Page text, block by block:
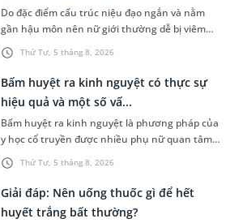
Thứ Tư, 5 tháng 8, 2026
Do đặc điểm cấu trúc niệu đạo ngắn và nằm
gần hậu môn nên nữ giới thường dễ bị viêm
đường tiết niệu hơn nam giới. Tùy theo nguyên
nhân, mức độ nhiễm trùng và tình trạng sức
khỏe của người bệnh, bác sĩ sẽ chỉ định các loại
thuốc phù hợp để kiểm soát bệnh hiệu quả.
Vậy viêm đường tiết niệu ở nữ uống thuốc gì và
cần lưu ý những gì trong quá trình điều trị? Hãy
cùng tìm hiểu trong bài viết dưới đây.
Thứ Tư, 5 tháng 8, 2026
Bấm huyệt ra kinh nguyệt có thực sự
hiệu quả và một số vấ...
Bấm huyệt ra kinh nguyệt là phương pháp của
y học cổ truyền được nhiều phụ nữ quan tâm
khi gặp tình trạng chậm kinh hoặc kinh nguyệt
không đều. Vậy phương pháp này có mang lại
hiệu quả như mong đợi không, thực hiện ra
sao và cần lưu ý những gì để đảm bảo an toàn?
Giải đáp: Nên uống thuốc gì để hết
huyết trắng bất thường?